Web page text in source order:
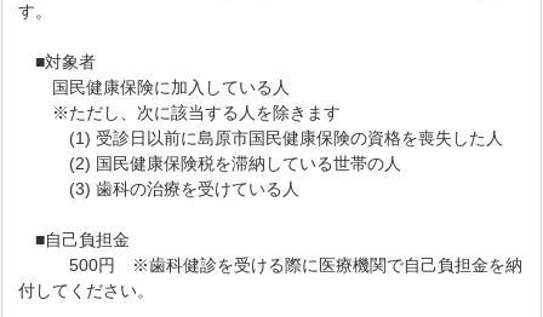
す。
■対象者
国民健康保険に加入している人
※ただし、次に該当する人を除きます
(1) 受診日以前に島原市国民健康保険の資格を喪失した人
(2) 国民健康保険税を滞納している世帯の人
(3) 歯科の治療を受けている人
■自己負担金
500円 ※歯科健診を受ける際に医療機関で自己負担金を納
付してください。